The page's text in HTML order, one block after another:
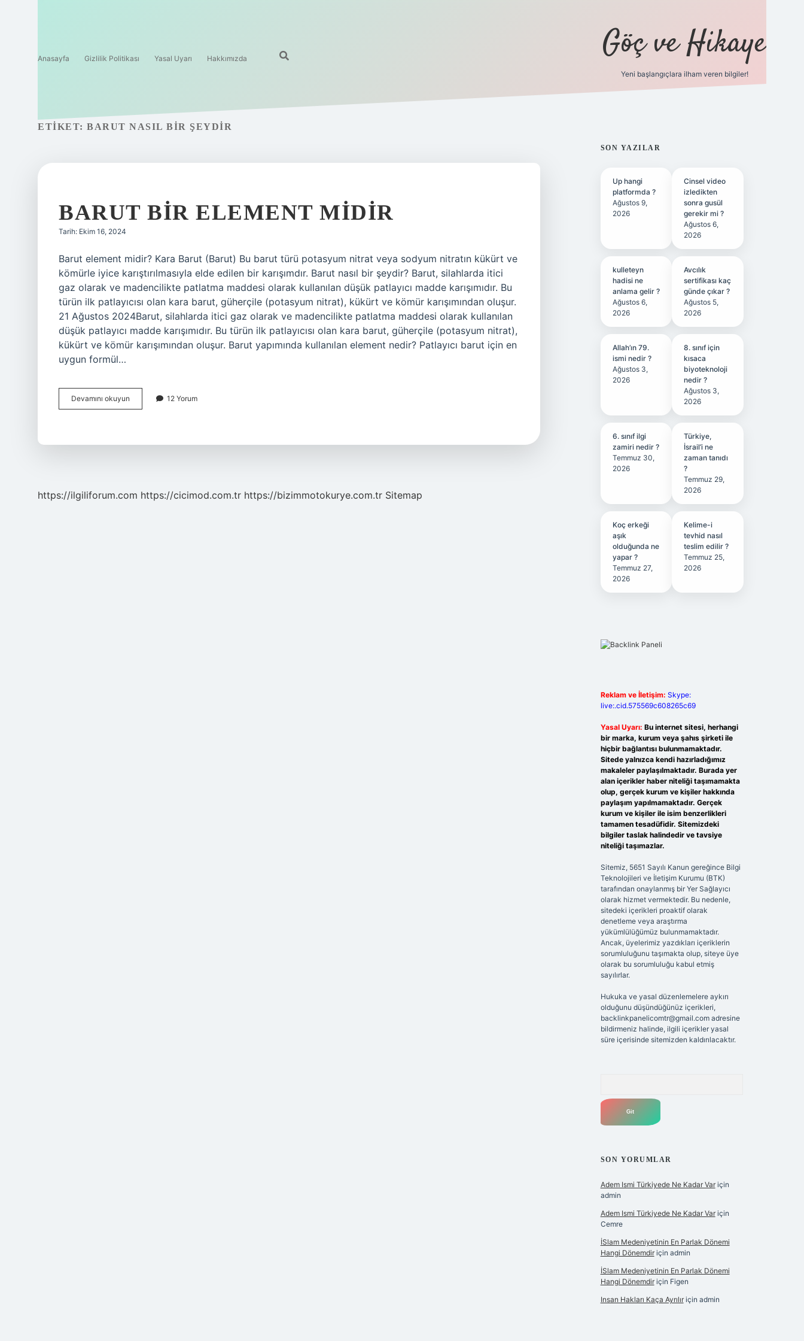
Anasayfa Gizlilik Politikası Yasal Uyarı Hakkımızda Göç ve Hikaye
Yeni başlangıçlara ilham veren bilgiler!
ETIKET: BARUT NASIL BIR ŞEYDIR
BARUT BIR ELEMENT MIDIR
Tarih: Ekim 16, 2024
Barut element midir? Kara Barut (Barut) Bu barut türü potasyum nitrat veya sodyum nitratın kükürt ve
kömürle iyice karıştırılmasıyla elde edilen bir karışımdır. Barut nasıl bir şeydir? Barut, silahlarda itici
gaz olarak ve madencilikte patlatma maddesi olarak kullanılan düşük patlayıcı madde karışımıdır. Bu
türün ilk patlayıcısı olan kara barut, güherçile (potasyum nitrat), kükürt ve kömür karışımından oluşur.
21 Ağustos 2024Barut, silahlarda itici gaz olarak ve madencilikte patlatma maddesi olarak kullanılan
düşük patlayıcı madde karışımıdır. Bu türün ilk patlayıcısı olan kara barut, güherçile (potasyum nitrat),
kükürt ve kömür karışımından oluşur. Barut yapımında kullanılan element nedir? Patlayıcı barut için en
uygun formül…
Devamını okuyun
Bir
12 Yorum
https://ilgiliforum.com https://cicimod.com.tr https://bizimmotokurye.com.tr Sitemap
SIDEBAR
SON YAZILAR
Up hangi
platformda ?
Ağustos 9,
2026
Cinsel video
izledikten
sonra gusül
gerekir mi ?
Ağustos 6,
2026
kulleteyn
hadisi ne
anlama gelir ?
Ağustos 6,
2026
Avcılık
sertifikası kaç
günde çıkar ?
Ağustos 5,
2026
Allah’ın 79.
ismi nedir ?
Ağustos 3,
2026
8. sınıf için
kısaca
biyoteknoloji
nedir ?
Ağustos 3,
2026
6. sınıf ilgi
zamiri nedir ?
Temmuz 30,
2026
Türkiye,
İsrail’i ne
zaman tanıdı
?
Temmuz 29,
2026
Koç erkeği
aşık
olduğunda ne
yapar ?
Temmuz 27,
2026
Kelime-i
tevhid nasıl
teslim edilir ?
Temmuz 25,
2026
Reklam ve İletişim: Skype:
live:.cid.575569c608265c69
Yasal Uyarı: Bu internet sitesi, herhangi
bir marka, kurum veya şahıs şirketi ile
hiçbir bağlantısı bulunmamaktadır.
Sitede yalnızca kendi hazırladığımız
makaleler paylaşılmaktadır. Burada yer
alan içerikler haber niteliği taşımamakta
olup, gerçek kurum ve kişiler hakkında
paylaşım yapılmamaktadır. Gerçek
kurum ve kişiler ile isim benzerlikleri
tamamen tesadüfidir. Sitemizdeki
bilgiler taslak halindedir ve tavsiye
niteliği taşımazlar.
Sitemiz, 5651 Sayılı Kanun gereğince Bilgi
Teknolojileri ve İletişim Kurumu (BTK)
tarafından onaylanmış bir Yer Sağlayıcı
olarak hizmet vermektedir. Bu nedenle,
sitedeki içerikleri proaktif olarak
denetleme veya araştırma
yükümlülüğümüz bulunmamaktadır.
Ancak, üyelerimiz yazdıkları içeriklerin
sorumluluğunu taşımakta olup, siteye üye
olarak bu sorumluluğu kabul etmiş
sayılırlar.
Hukuka ve yasal düzenlemelere aykırı
olduğunu düşündüğünüz içerikleri,
backlinkpanelicomtr@gmail.comadresine
bildirmeniz halinde, ilgili içerikler yasal
süre içerisinde sitemizden kaldırılacaktır.
SON YORUMLAR
Adem Ismi Türkiyede Ne Kadar Variçin
admin
Adem Ismi Türkiyede Ne Kadar Variçin
Cemre
İSlam Medeniyetinin En Parlak Dönemi
Hangi Dönemdiriçin admin
İSlam Medeniyetinin En Parlak Dönemi
Hangi Dönemdiriçin Figen
Insan Hakları Kaça Ayrılıriçin admin